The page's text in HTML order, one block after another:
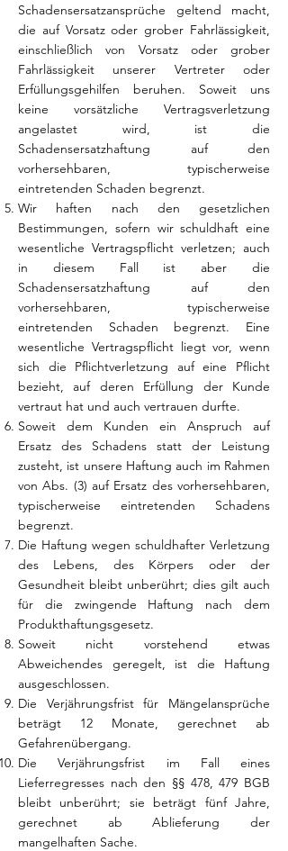
Schadensersatzansprüche geltend macht,
die auf Vorsatz oder grober Fahrlässigkeit,
einschließlich von Vorsatz oder grober
Fahrlässigkeit unserer Vertreter oder
Erfüllungsgehilfen beruhen. Soweit uns
keine vorsätzliche Vertragsverletzung
angelastet wird, ist die
Schadensersatzhaftung auf den
vorhersehbaren, typischerweise
eintretenden Schaden begrenzt.
Wir haften nach den gesetzlichen
Bestimmungen, sofern wir schuldhaft eine
wesentliche Vertragspflicht verletzen; auch
in diesem Fall ist aber die
Schadensersatzhaftung auf den
vorhersehbaren, typischerweise
eintretenden Schaden begrenzt. Eine
wesentliche Vertragspflicht liegt vor, wenn
sich die Pflichtverletzung auf eine Pflicht
bezieht, auf deren Erfüllung der Kunde
vertraut hat und auch vertrauen durfte.
Soweit dem Kunden ein Anspruch auf
Ersatz des Schadens statt der Leistung
zusteht, ist unsere Haftung auch im Rahmen
von Abs. (3) auf Ersatz des vorhersehbaren,
typischerweise eintretenden Schadens
begrenzt.
Die Haftung wegen schuldhafter Verletzung
des Lebens, des Körpers oder der
Gesundheit bleibt unberührt; dies gilt auch
für die zwingende Haftung nach dem
Produkthaftungsgesetz.
Soweit nicht vorstehend etwas
Abweichendes geregelt, ist die Haftung
ausgeschlossen.
Die Verjährungsfrist für Mängelansprüche
beträgt 12 Monate, gerechnet ab
Gefahrenübergang.
Die Verjährungsfrist im Fall eines
Lieferregresses nach den §§ 478, 479 BGB
bleibt unberührt; sie beträgt fünf Jahre,
gerechnet ab Ablieferung der
mangelhaften Sache.